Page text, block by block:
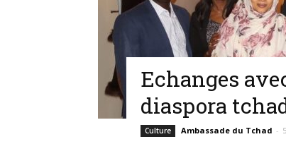
Echanges
diaspora
Culture Ambassade du Tchad -